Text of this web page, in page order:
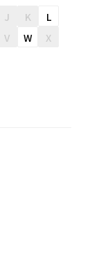
クトップ。1枚
涼しく着用で
J K
L
V W
X